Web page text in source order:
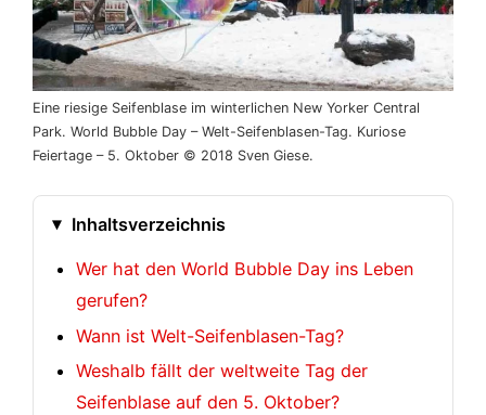
Eine riesige Seifenblase im winterlichen New Yorker Central
Park. World Bubble Day – Welt-Seifenblasen-Tag. Kuriose
Feiertage – 5. Oktober © 2018 Sven Giese.
Inhaltsverzeichnis
Wer hat den World Bubble Day ins Leben
gerufen?
Wann ist Welt-Seifenblasen-Tag?
Weshalb fällt der weltweite Tag der
Seifenblase auf den 5. Oktober?